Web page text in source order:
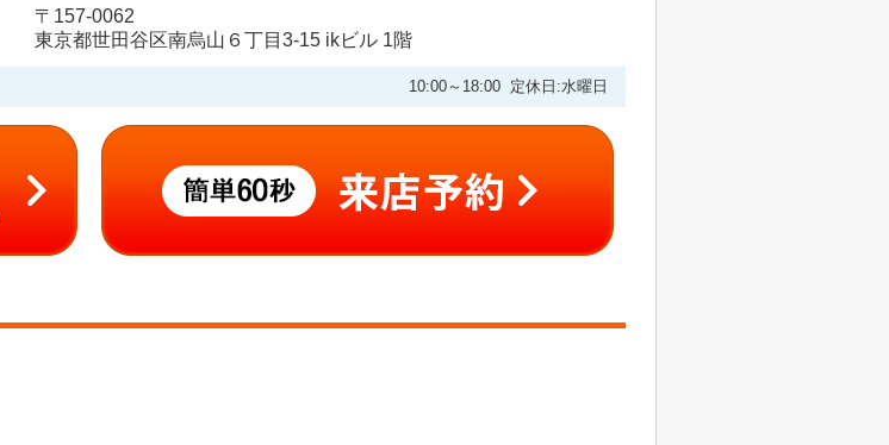
〒157-0062
東京都世田谷区南烏山６丁目3-15 ikビル 1階
10:00～18:00 定休日:水曜日